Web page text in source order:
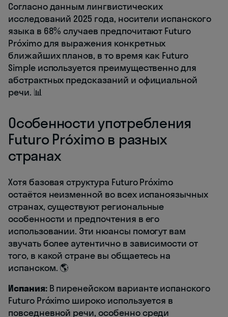
Согласно данным лингвистических
исследований 2025 года, носители испанского
языка в 68% случаев предпочитают Futuro
Próximo для выражения конкретных
ближайших планов, в то время как Futuro
Simple используется преимущественно для
абстрактных предсказаний и официальной
речи. 📊
Особенности употребления
Futuro Próximo в разных
странах
Хотя базовая структура Futuro Próximo
остаётся неизменной во всех испаноязычных
странах, существуют региональные
особенности и предпочтения в его
использовании. Эти нюансы помогут вам
звучать более аутентично в зависимости от
того, в какой стране вы общаетесь на
испанском. 🌎
Испания:В пиренейском варианте испанского
Futuro Próximo широко используется в
повседневной речи, особенно среди